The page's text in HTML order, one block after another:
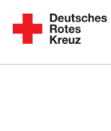
Zum
Inhalt
springen
1892